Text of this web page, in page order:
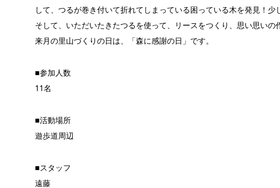
して、つるが巻き付いて折れてしまっている困っている木を発見！少
そして、いただいたきたつるを使って、リースをつくり、思い思いの
来月の里山づくりの日は、「森に感謝の日」です。
■参加人数
11名
■活動場所
遊歩道周辺
■スタッフ
遠藤